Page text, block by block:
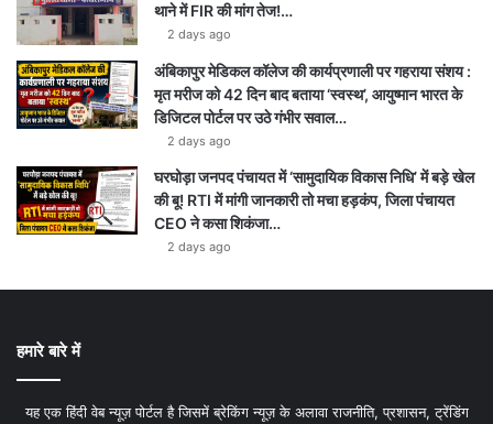
थाने में FIR की मांग तेज!…
2 days ago
अंबिकापुर मेडिकल कॉलेज की कार्यप्रणाली पर गहराया संशय :
मृत मरीज को 42 दिन बाद बताया ‘स्वस्थ’, आयुष्मान भारत के
डिजिटल पोर्टल पर उठे गंभीर सवाल…
2 days ago
घरघोड़ा जनपद पंचायत में ‘सामुदायिक विकास निधि’ में बड़े खेल
की बू! RTI में मांगी जानकारी तो मचा हड़कंप, जिला पंचायत
CEO ने कसा शिकंजा…
2 days ago
हमारे बारे में
यह एक हिंदी वेब न्यूज़ पोर्टल है जिसमें ब्रेकिंग न्यूज़ के अलावा राजनीति, प्रशासन, ट्रेंडिंग